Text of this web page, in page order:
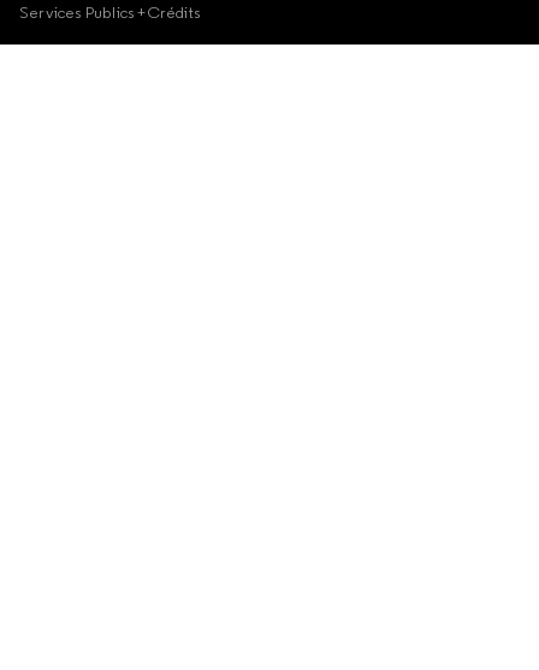
Services Publics +Crédits